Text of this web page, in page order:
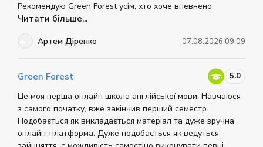
Рекомендую Green Forest усім, хто хоче впевнено
покращити свою англійську.
Читати більше...
Артем Діренко 07.08.2026 09:09
Green Forest 5.0
Це моя перша онлайн школа англійської мови. Навчаюся
з самого початку, вже закінчив перший семестр.
Подобається як викладається матеріал та дуже зручна
онлайн-платформа. Дуже подобається як ведуться